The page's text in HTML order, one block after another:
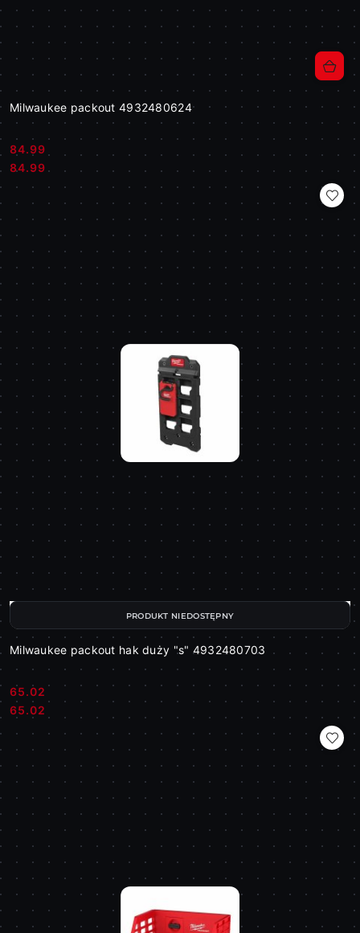
Milwaukee packout 4932480624
Cena:
84.99
Cena:
84.99
Milwaukee packout hak duży "s" 4932480703
Cena:
65.02
Cena:
65.02
PRODUKT NIEDOSTĘPNY